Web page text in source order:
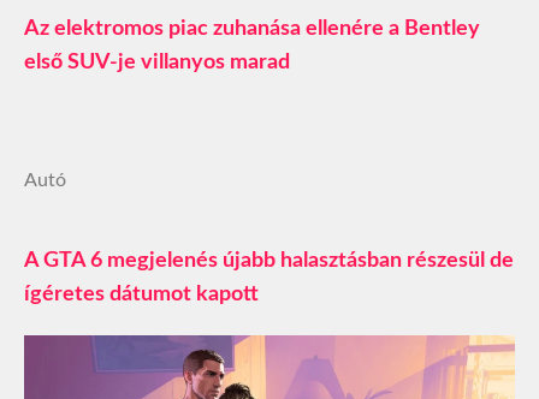
Az elektromos piac zuhanása ellenére a Bentley
első SUV-je villanyos marad
Autó
A GTA 6 megjelenés újabb halasztásban részesül de
ígéretes dátumot kapott